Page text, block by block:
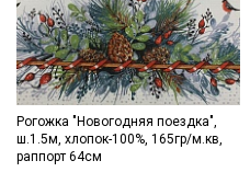
Рогожка "Новогодняя поездка",
ш.1.5м, хлопок-100%, 165гр/м.кв,
раппорт 64см